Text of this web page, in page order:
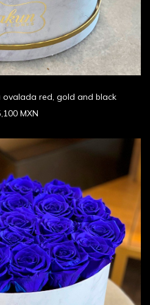
ovalada red, gold and black
MXN